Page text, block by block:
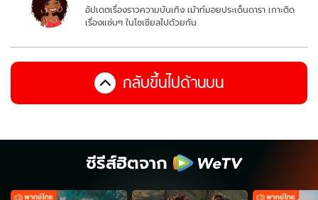
อัปเดตเรื่องราวความบันเทิง เม้าท์มอยประเด็นดารา เกาะติด
เรื่องแซ่บๆ ในโซเชียลไปด้วยกัน
กลับขึ้นไปด้านบน
ซีรีส์ฮิตจาก